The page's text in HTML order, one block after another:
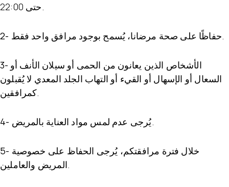
حتى 22:00.
2- حفاظًا على صحة مرضانا، يُسمح بوجود مرافق واحد فقط.
3-
السعال أو الإسهال أو القيء أو التهاب الجلد المعدي لا يُقبلون
كمرافقين.
4- يُرجى عدم لمس مواد العناية بالمريض.
5-
المريض والعاملين.